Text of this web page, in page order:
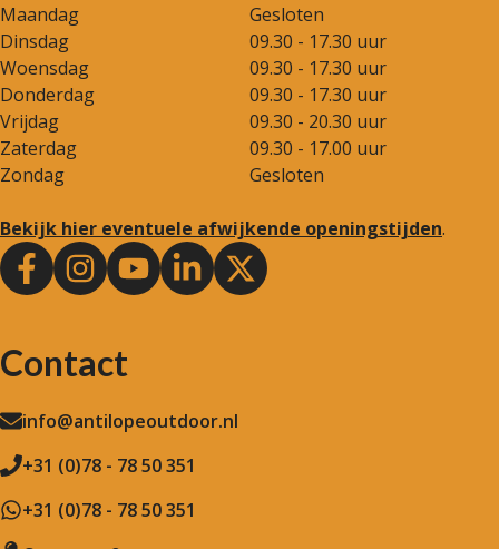
Maandag
Gesloten
Dinsdag
09.30 - 17.30 uur
Woensdag
09.30 - 17.30 uur
Donderdag
09.30 - 17.30 uur
Vrijdag
09.30 - 20.30 uur
Zaterdag
09.30 - 17.00 uur
Zondag
Gesloten
Bekijk hier eventuele afwijkende openingstijden.
Contact
info@antilopeoutdoor.nl
+31 (0)78 - 78 50 351
+31 (0)78 - 78 50 351